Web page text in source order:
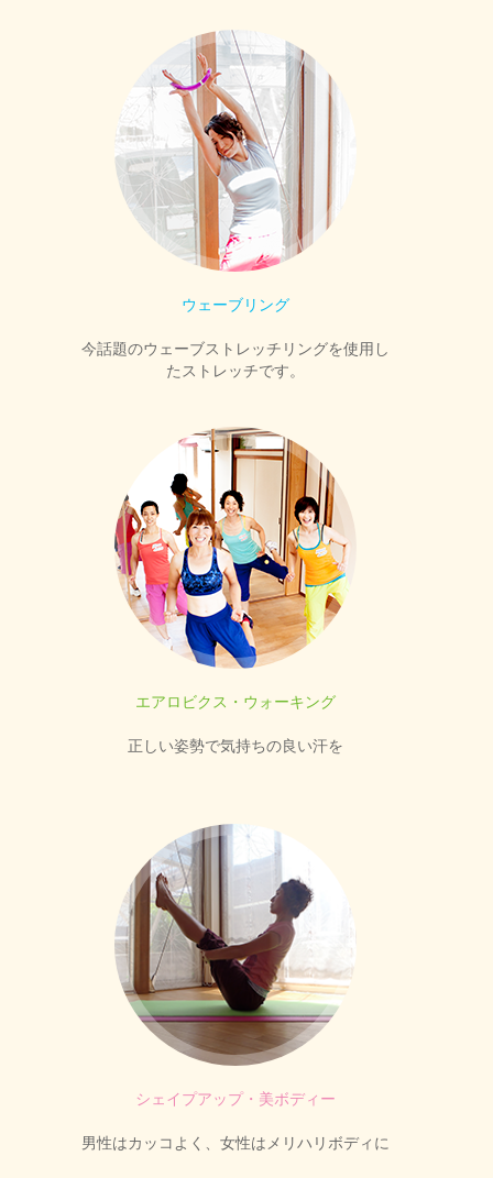
ウェーブリング
今話題のウェーブストレッチリングを使用し
たストレッチです。
エアロビクス・ウォーキング
正しい姿勢で気持ちの良い汗を
シェイプアップ・美ボディー
男性はカッコよく、女性はメリハリボディに